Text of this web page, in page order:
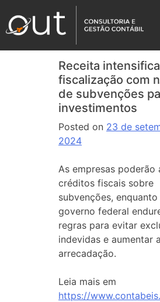
Receita intensifica
fiscalização com
de subvenções
investimentos
Posted on 23 de
2024
As empresas poderão
créditos fiscais sobre
subvenções, enquanto
governo federal
regras para evitar
indevidas e aumentar a
arrecadação.
Leia mais em
https://